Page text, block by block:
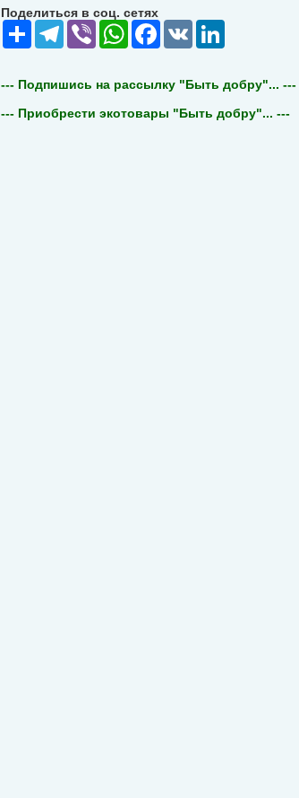
Поделиться в соц. сетях
Share Telegram
Viber WhatsAppFacebook
VK
--- Подпишись на рассылку "Быть добру"... ---
--- Приобрести экотовары "Быть добру"... ---